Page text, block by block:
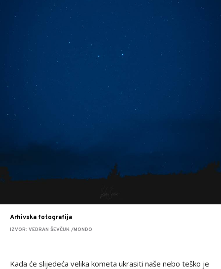
Arhivska fotografija
IZVOR: VEDRAN ŠEVČUK /MONDO
Kada će slijedeća velika kometa ukrasiti naše nebo teško je